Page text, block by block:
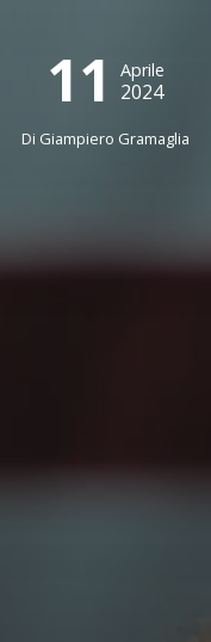
11 Aprile
2024
Di Giampiero Gramaglia